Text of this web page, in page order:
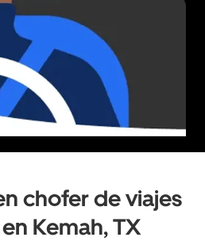
chofer de viajes
Kemah, TX